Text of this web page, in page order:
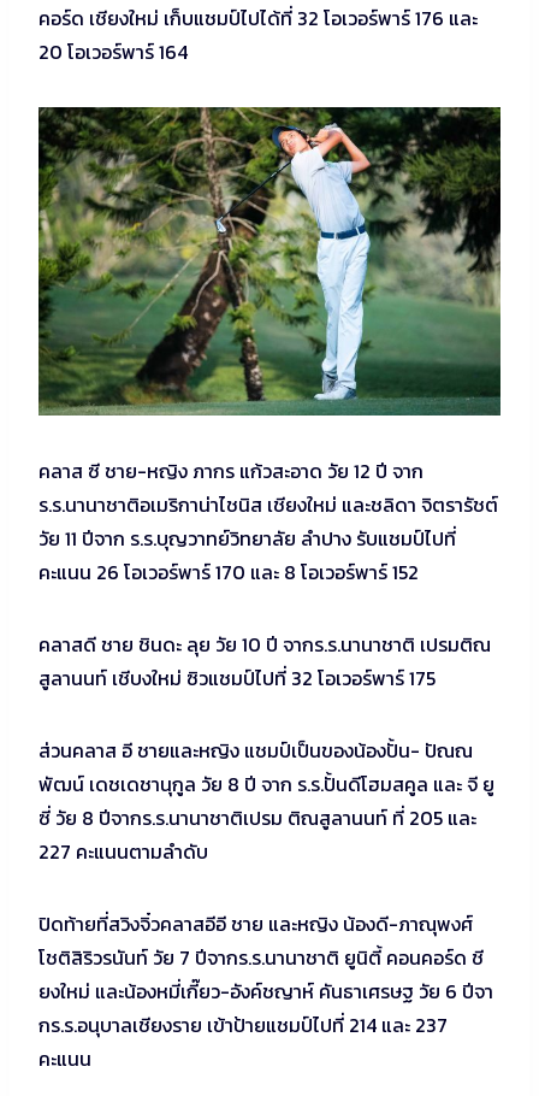
คอร์ด เชียงใหม่ เก็บแชมป์ไปได้ที่ 32 โอเวอร์พาร์ 176 และ
20 โอเวอร์พาร์ 164
คลาส ซี ชาย-หญิง ภากร แก้วสะอาด วัย 12 ปี จาก
ร.ร.นานาชาติอเมริกาน่าไชนิส เชียงใหม่ และชลิดา จิตรารัชต์
วัย 11 ปีจาก ร.ร.บุญวาทย์วิทยาลัย ลำปาง รับแชมป์ไปที่
คะแนน 26 โอเวอร์พาร์ 170 และ 8 โอเวอร์พาร์ 152
คลาสดี ชาย ชินดะ ลุย วัย 10 ปี จากร.ร.นานาชาติ เปรมติณ
สูลานนท์ เชีบงใหม่ ซิวแชมป์ไปที่ 32 โอเวอร์พาร์ 175
ส่วนคลาส อี ชายและหญิง แชมป์เป็นของน้องปั้น- ปัณณ
พัฒน์ เดชเดชานุกูล วัย 8 ปี จาก ร.ร.ปั้นดีโฮมสคูล และ จี ยู
ซี่ วัย 8 ปีจากร.ร.นานาชาติเปรม ติณสูลานนท์ ที่ 205 และ
227 คะแนนตามลำดับ
ปิดท้ายที่สวิงจิ๋วคลาสอีอี ชาย และหญิง น้องดี-ภาณุพงศ์
โชติสิริวรนันท์ วัย 7 ปีจากร.ร.นานาชาติ ยูนิตี้ คอนคอร์ด ชี
ยงใหม่ และน้องหมี่เกี๊ยว-อังค์ชญาห์ คันธาเศรษฐ วัย 6 ปีจา
กร.ร.อนุบาลเชียงราย เข้าป้ายแชมป์ไปที่ 214 และ 237
คะแนน